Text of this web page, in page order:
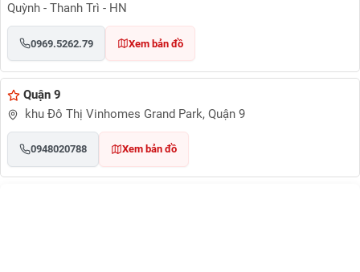
Quỳnh - Thanh Trì - HN
0969.5262.79 Xem bản đồ
Quận 9
khu Đô Thị Vinhomes Grand Park, Quận 9
0948020788 Xem bản đồ